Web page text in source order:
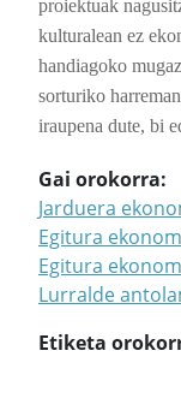
proiektuak
kulturalean ez
handiagoko
sorturiko
iraupena dute, bi
Gai orokorra
Jarduera
Egitura
Egitura
Lurralde
Etiketa